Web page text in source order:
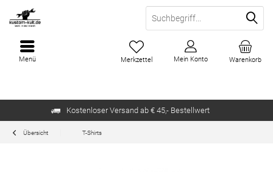
Kostenloser Versand ab € 45,- Bestellwert
Warenkorb
Merkzettel Mein Konto
Menü
Übersicht T-Shirts